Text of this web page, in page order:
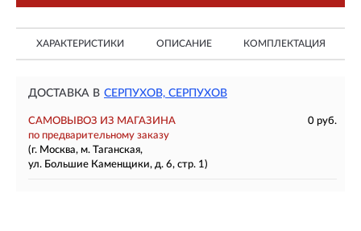
ХАРАКТЕРИСТИКИ ОПИСАНИЕ КОМПЛЕКТАЦИЯ
ДОСТАВКА В СЕРПУХОВ, СЕРПУХОВ
САМОВЫВОЗ ИЗ МАГАЗИНА
0 руб.
по предварительному заказу
(г. Москва, м. Таганская,
ул. Большие Каменщики, д. 6, стр. 1)